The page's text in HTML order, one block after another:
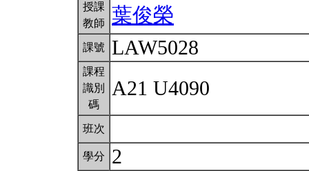
授課
教師
葉俊榮
課號 LAW5028
課程
識別
碼
A21 U4090
班次
學分 2